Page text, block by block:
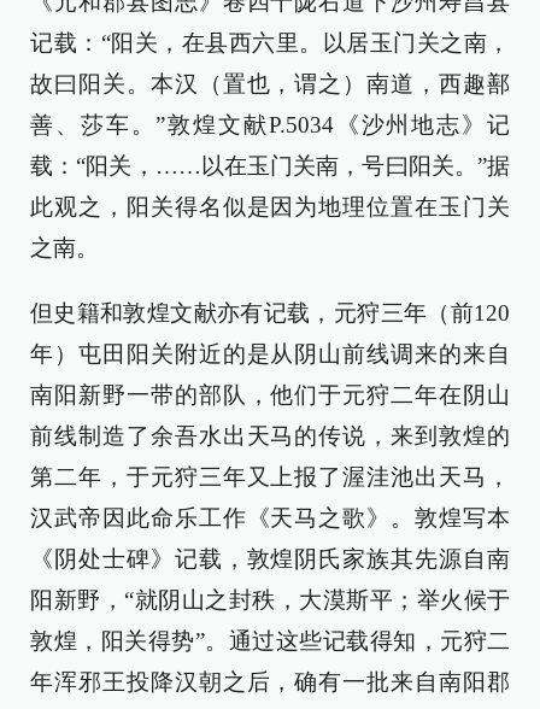
记载：“阳关，在县西六里。以居玉门关之南，
故曰阳关。本汉（置也，谓之）南道，西趣鄯
善、莎车。”敦煌文献P.5034《沙州地志》记
载：“阳关，……以在玉门关南，号曰阳关。”据
此观之，阳关得名似是因为地理位置在玉门关
之南。
但史籍和敦煌文献亦有记载，元狩三年（前120
年）屯田阳关附近的是从阴山前线调来的来自
南阳新野一带的部队，他们于元狩二年在阴山
前线制造了余吾水出天马的传说，来到敦煌的
第二年，于元狩三年又上报了渥洼池出天马，
汉武帝因此命乐工作《天马之歌》。敦煌写本
《阴处士碑》记载，敦煌阴氏家族其先源自南
阳新野，“就阴山之封秩，大漠斯平；举火候于
敦煌，阳关得势”。通过这些记载得知，元狩二
年浑邪王投降汉朝之后，确有一批来自南阳郡